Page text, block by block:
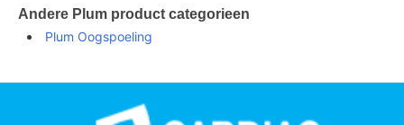
Andere Plum product categorieen
Plum Oogspoeling